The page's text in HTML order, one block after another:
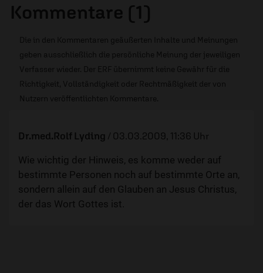
Kommentare (1)
Die in den Kommentaren geäußerten Inhalte und Meinungen
geben ausschließlich die persönliche Meinung der jeweiligen
Verfasser wieder. Der ERF übernimmt keine Gewähr für die
Richtigkeit, Vollständigkeit oder Rechtmäßigkeit der von
Nutzern veröffentlichten Kommentare.
Dr.med.Rolf Lyding / 03.03.2009, 11:36 Uhr
Wie wichtig der Hinweis, es komme weder auf
bestimmte Personen noch auf bestimmte Orte an,
sondern allein auf den Glauben an Jesus Christus,
der das Wort Gottes ist.